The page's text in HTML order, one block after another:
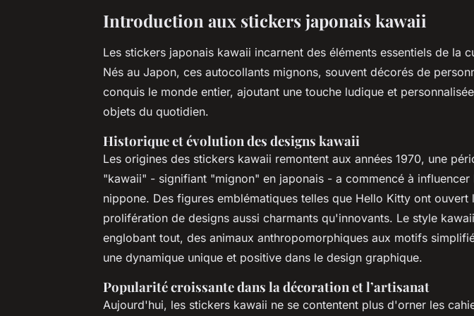
Introduction aux stickers japonais kawaii
Les stickers japonais kawaii incarnent des éléments essentiels de la
Nés au Japon, ces autocollants mignons, souvent décorés de
conquis le monde entier, ajoutant une touche ludique et
objets du quotidien.
Historique et évolution des designs kawaii
Les origines des stickers kawaii remontent aux années 1970, une
"kawaii" - signifiant "mignon" en japonais - a commencé à influencer
nippone. Des figures emblématiques telles que Hello Kitty ont ouvert
prolifération de designs aussi charmants qu'innovants. Le style
englobant tout, des animaux anthropomorphiques aux motifs
une dynamique unique et positive dans le design graphique.
Popularité croissante dans la décoration et l’artisanat
Aujourd'hui, les stickers kawaii ne se contentent plus d'orner les